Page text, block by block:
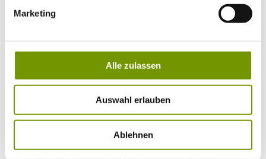
Marketing
Alle zulassen
Auswahl erlauben
Ablehnen
WUNDERWERKE EINES BEGABTEN TÜFTLERS
Im Weiler Dieperting bringen ein filigraner Nachbau des Ulmer Münsters
und eine mechanische Krippe Besucher zum Staunen
ein Paradies des staunens
Es ist ein Paradies des Staunens, das sich einem Besucher in
Diepertingunvermutet eröffnet. Der kleine Weiler zwischen Palling
und Waging ist nicht nur alle fünf Jahre Schauplatz des